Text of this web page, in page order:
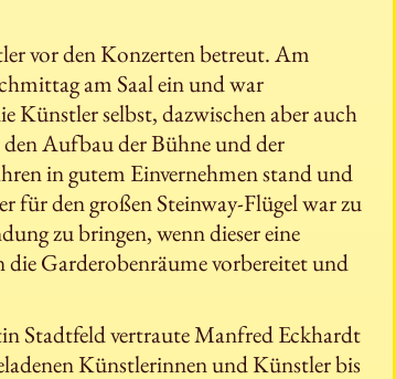
vor den Konzerten betreut. Am
am Saal ein und war
Künstler selbst, dazwischen aber auch
Aufbau der Bühne und der
in gutem Einvernehmen stand und
für den großen Steinway-Flügel war zu
zu bringen, wenn dieser eine
Garderobenräume vorbereitet und
Stadtfeld vertraute Manfred Eckhardt
Künstlerinnen und Künstler bis